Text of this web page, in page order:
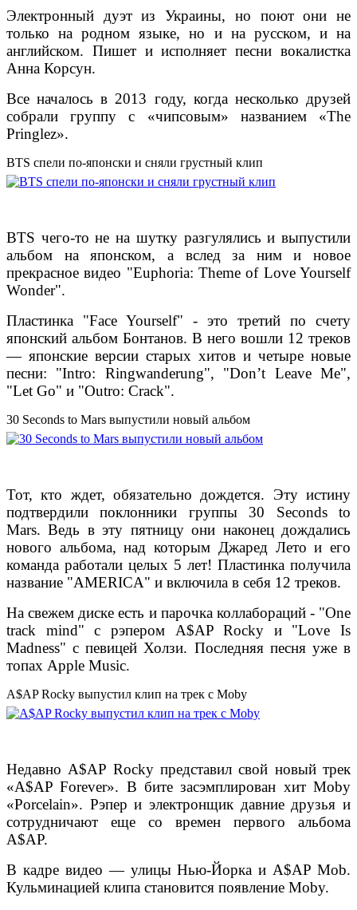
Электронный дуэт из Украины, но поют они не
только на родном языке, но и на русском, и на
английском. Пишет и исполняет песни вокалистка
Анна Корсун.
Все началось в 2013 году, когда несколько друзей
собрали группу с «чипсовым» названием «The
Pringlez».
BTS спели по-японски и сняли грустный клип
BTS чего-то не на шутку разгулялись и выпустили
альбом на японском, а вслед за ним и новое
прекрасное видео "Euphoria: Theme of Love Yourself
Wonder".
Пластинка "Face Yourself" - это третий по счету
японский альбом Бонтанов. В него вошли 12 треков
— японские версии старых хитов и четыре новые
песни: "Intro: Ringwanderung", "Don’t Leave Me",
"Let Go" и "Outro: Crack".
30 Seconds to Mars выпустили новый альбом
Тот, кто ждет, обязательно дождется. Эту истину
подтвердили поклонники группы 30 Seconds to
Mars. Ведь в эту пятницу они наконец дождались
нового альбома, над которым Джаред Лето и его
команда работали целых 5 лет! Пластинка получила
название "AMERICA" и включила в себя 12 треков.
На свежем диске есть и парочка коллабораций - "One
track mind" с рэпером A$AP Rocky и "Love Is
Madness" с певицей Холзи. Последняя песня уже в
топах Apple Music.
A$AP Rocky выпустил клип на трек с Moby
Недавно A$AP Rocky представил свой новый трек
«A$AP Forever». В бите засэмплирован хит Moby
«Porcelain». Рэпер и электронщик давние друзья и
сотрудничают еще со времен первого альбома
A$AP.
В кадре видео — улицы Нью-Йорка и A$AP Mob.
Кульминацией клипа становится появление Moby.